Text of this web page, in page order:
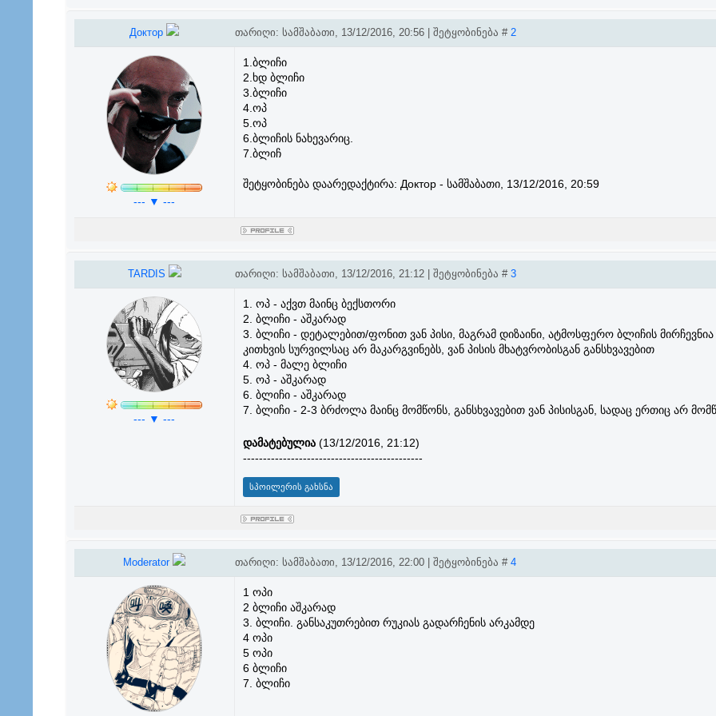
Доктор თარიღი: სამშაბათი, 13/12/2016, 20:56 | შეტყობინება # 2
--- ▼ ---
1.ბლიჩი
2.ხდ ბლიჩი
3.ბლიჩი
4.ოპ
5.ოპ
6.ბლიჩის ნახევარიც.
7.ბლიჩ
შეტყობინება დაარედაქტირა: Доктор- სამშაბათი, 13/12/2016, 20:59
TARDIS თარიღი: სამშაბათი, 13/12/2016, 21:12 | შეტყობინება # 3
--- ▼ ---
1. ოპ - აქვთ მაინც ბექსთორი
2. ბლიჩი - აშკარად
3. ბლიჩი - დეტალებით/ფონით ვან პისი, მაგრამ დიზაინი, ატმოსფერო ბლიჩის
კითხვის სურვილსაც არ მაკარგვინებს, ვან პისის მხატვრობისგან განსხვავებით
4. ოპ - მალე ბლიჩი
5. ოპ - აშკარად
6. ბლიჩი - აშკარად
7. ბლიჩი - 2-3 ბრძოლა მაინც მომწონს, განსხვავებით ვან პისისგან, სადაც ერთიც არ
დამატებულია(13/12/2016, 21:12)
---------------------------------------------
Moderator თარიღი: სამშაბათი, 13/12/2016, 22:00 | შეტყობინება # 4
1 ოპი
2 ბლიჩი აშკარად
3. ბლიჩი. განსაკუთრებით რუკიას გადარჩენის არკამდე
4 ოპი
5 ოპი
6 ბლიჩი
7. ბლიჩი